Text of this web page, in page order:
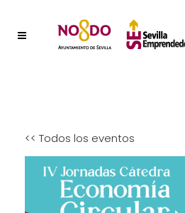
<< Todos los eventos